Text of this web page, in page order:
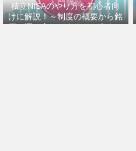
積立NISAのやり方を初心者向
けに解説！～制度の概要から銘
柄の選び方、おすすめの本まで